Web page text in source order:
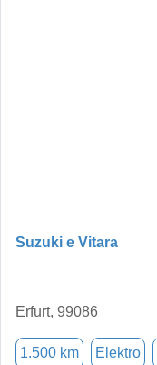
Suzuki e Vitara
Erfurt, 99086
1.500 km Elektro